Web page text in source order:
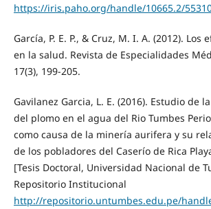
https://iris.paho.org/handle/10665.2/
García, P. E. P., & Cruz, M. I. A. (2012). Los
en la salud. Revista de Especialidades
17(3), 199-205.
Gavilanez Garcia, L. E. (2016). Estudio de
del plomo en el agua del Rio Tumbes
como causa de la minería aurifera y su
de los pobladores del Caserío de Rica
[Tesis Doctoral, Universidad Nacional de
Repositorio Institucional
http://repositorio.untumbes.edu.pe/